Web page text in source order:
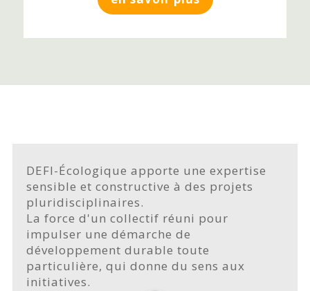
DEFI-Écologique apporte une expertise
sensible et constructive à des projets
pluridisciplinaires.
La force d'un collectif réuni pour
impulser une démarche de
développement durable toute
particulière, qui donne du sens aux
initiatives.